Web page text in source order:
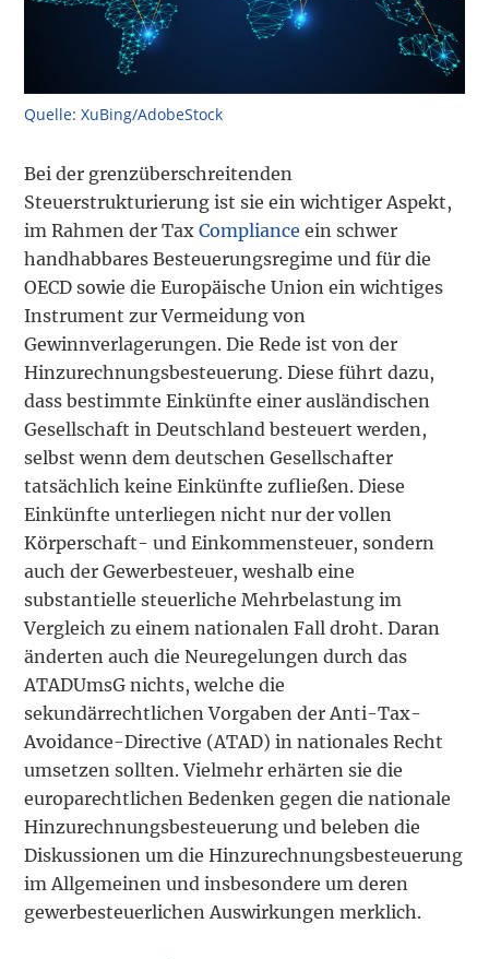
Quelle: XuBing/AdobeStock
Bei der grenzüberschreitenden
Steuerstrukturierung ist sie ein wichtiger Aspekt,
im Rahmen der TaxCompliance ein schwer
handhabbares Besteuerungsregime und für die
OECD sowie die Europäische Union ein wichtiges
Instrument zur Vermeidung von
Gewinnverlagerungen. Die Rede ist von der
Hinzurechnungsbesteuerung. Diese führt dazu,
dass bestimmte Einkünfte einer ausländischen
Gesellschaft in Deutschland besteuert werden,
selbst wenn dem deutschen Gesellschafter
tatsächlich keine Einkünfte zufließen. Diese
Einkünfte unterliegen nicht nur der vollen
Körperschaft- und Einkommensteuer, sondern
auch der Gewerbesteuer, weshalb eine
substantielle steuerliche Mehrbelastung im
Vergleich zu einem nationalen Fall droht. Daran
änderten auch die Neuregelungen durch das
ATADUmsG nichts, welche die
sekundärrechtlichen Vorgaben der Anti-Tax-
Avoidance-Directive (ATAD) in nationales Recht
umsetzen sollten. Vielmehr erhärten sie die
europarechtlichen Bedenken gegen die nationale
Hinzurechnungsbesteuerung und beleben die
Diskussionen um die Hinzurechnungsbesteuerung
im Allgemeinen und insbesondere um deren
gewerbesteuerlichen Auswirkungen merklich.